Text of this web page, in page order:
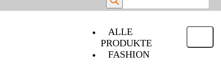
ALLE
PRODUKTE
FASHION